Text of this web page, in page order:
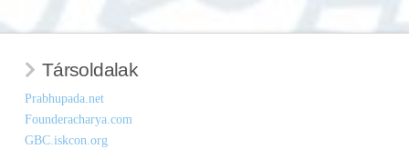
Társoldalak
Prabhupada.net
Founderacharya.com
GBC.iskcon.org